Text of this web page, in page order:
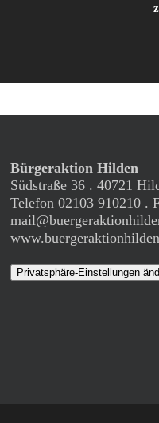
Bürgeraktion Hilden
Südstraße 36 . 40721
Telefon 02103 910210 .
Privatsphäre-Einstellungen